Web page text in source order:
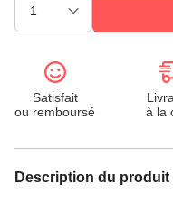
Satisfait
ou remboursé
à la
Description du produit